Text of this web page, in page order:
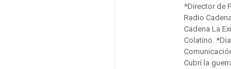
*Director de
Radio
Cadena La
Colatino.
Cubrí la